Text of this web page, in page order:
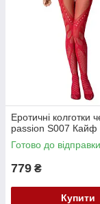
Еротичні колготки
passion S007 Кайф
Готово до відправки
779 ₴
Купити